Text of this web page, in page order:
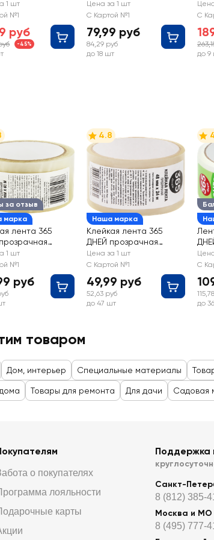
Арт.
1 шт
№1
руб
-45%
Цена за 1 шт
С Картой №1
79,99 руб
84,29 руб
до 18 шт
С
до 9
за отзыв
марка
лента 365
1 шт
№1
руб
Наша марка
4.8
Клейкая лента 365
ДНЕЙ прозрачная
48мм, 24м
Цена за 1 шт
С Картой №1
49,99 руб
52,63 руб
до 47 шт
С
до
товаром
Дом, интерьер Специальные материалы
Товары для ремонта Для дачи Садовая
о покупателях
лояльности
карты
Поддержка
Санкт-
8 (812) 385-
Москва и МО
8 (495) 777-